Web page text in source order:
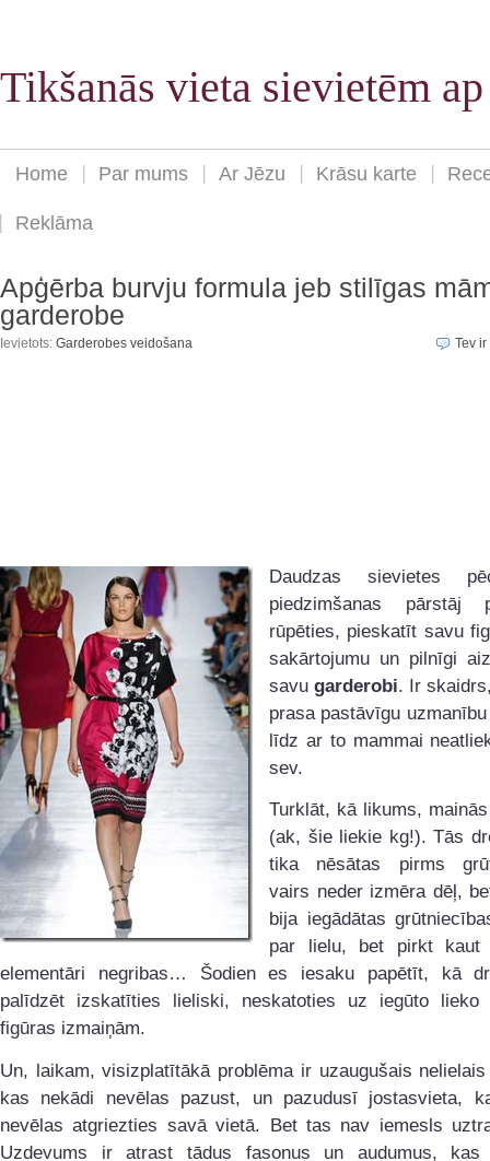
Tikšanās vieta sievietēm
Home Par mums Ar Jēzu Krāsu karte
Reklāma
Apģērba burvju formula jeb stilīgas
garderobe
Ievietots: Garderobes veidošana Tev ir
Daudzas sievietes
piedzimšanas pārstāj
rūpēties, pieskatīt savu
sakārtojumu un pilnīgi
savu garderobi. Ir
prasa pastāvīgu
līdz ar to mammai
sev.
Turklāt, kā likums,
(ak, šie liekie kg!). Tās
tika nēsātas pirms
vairs neder izmēra dēļ,
bija iegādātas
par lielu, bet pirkt kaut
elementāri negribas… Šodien es iesaku papētīt, kā
palīdzēt izskatīties lieliski, neskatoties uz iegūto lieko
figūras izmaiņām.
Un, laikam, visizplatītākā problēma ir uzaugušais
kas nekādi nevēlas pazust, un pazudusī jostasvieta,
nevēlas atgriezties savā vietā. Bet tas nav iemesls
Uzdevums ir atrast tādus fasonus un audumus, kas